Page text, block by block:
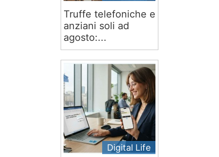
Truffe telefoniche e
anziani soli ad
agosto:...
Digital Life